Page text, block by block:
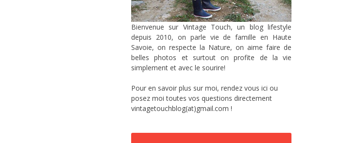
Bienvenue sur Vintage Touch, un blog lifestyle
depuis 2010, on parle vie de famille en Haute
Savoie, on respecte la Nature, on aime faire de
belles photos et surtout on profite de la vie
simplement et avec le sourire!
Pour en savoir plus sur moi, rendez vous ici ou
posez moi toutes vos questions directement
vintagetouchblog(at)gmail.com !